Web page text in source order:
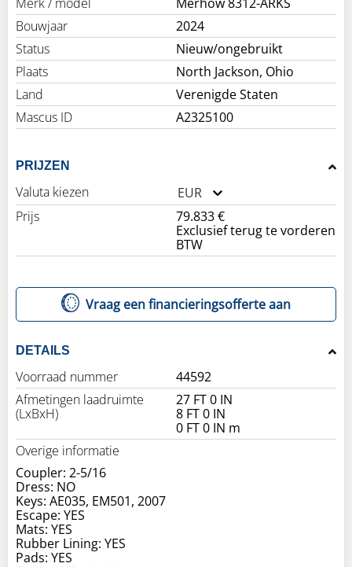
Bouwjaar
2024
Status
Nieuw/ongebruikt
Plaats
North Jackson, Ohio
Land
Verenigde Staten
Mascus ID
A2325100
PRIJZEN
Valuta kiezen
EUR
Prijs
79.833 €
Exclusief terug te vorderen
BTW
Vraag een financieringsofferte aan
DETAILS
Voorraad nummer
44592
Afmetingen laadruimte
(LxBxH)
27 FT 0 IN
8 FT 0 IN
0 FT 0 IN m
Overige informatie
Coupler: 2-5/16
Dress: NO
Keys: AE035, EM501, 2007
Escape: YES
Mats: YES
Rubber Lining: YES
Pads: YES